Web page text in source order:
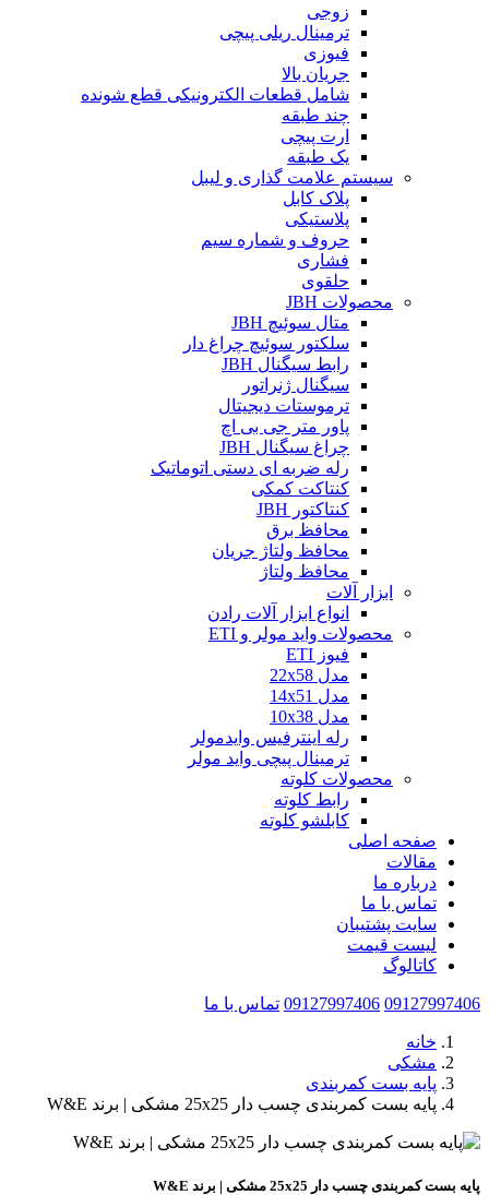
زوجی
ترمینال ریلی پیچی
فیوزی
جریان بالا
شامل قطعات الکترونیکی قطع شونده
چند طبقه
ارت پیچی
یک طبقه
سیستم علامت گذاری و لیبل
پلاک کابل
پلاستیکی
حروف و شماره سیم
فشاری
حلقوی
محصولات JBH
متال سوئیچ JBH
سلکتور سوئیچ چراغ دار
رابط سیگنال JBH
سیگنال ژنراتور
ترموستات دیجیتال
پاور متر جی بی اچ
چراغ سیگنال JBH
رله ضربه ای دستی اتوماتیک
کنتاکت کمکی
کنتاکتور JBH
محافظ برق
محافظ ولتاژ جریان
محافظ ولتاژ
ابزار آلات
انواع ابزار آلات رادن
محصولات واید مولر و ETI
فیوز ETI
مدل 22x58
مدل 14x51
مدل 10x38
رله اینترفیس وایدمولر
ترمینال پیچی واید مولر
محصولات کلوته
رابط کلوته
کابلشو کلوته
صفحه اصلی
مقالات
درباره ما
تماس با ما
سایت پشتیبان
لیست قیمت
کاتالوگ
09127997406
09127997406 تماس با ما
خانه
مشکی
پایه بست کمربندی
پایه بست کمربندی چسب دار 25x25 مشکی | برند W&E
پایه بست کمربندی چسب دار 25x25 مشکی | برند W&E